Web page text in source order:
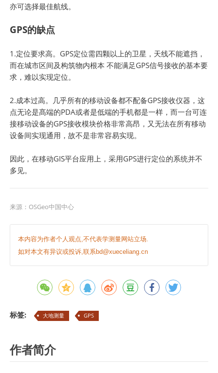
亦可选择最佳航线。
GPS的缺点
1.定位要求高。GPS定位需四颗以上的卫星，天线不能遮挡，
而在城市区间及构筑物内根本 不能满足GPS信号接收的基本要
求，难以实现定位。
2.成本过高。几乎所有的移动设备都不配备GPS接收仪器，这
点无论是髙端的PDA或者是低端的手机都是一样，而一台可连
接移动设备的GPS接收模块价格非常高昂，又无法在所有移动
设备间实现通用，故不是非常容易实现。
因此，在移动GIS平台应用上，采用GPS进行定位的系统并不
多见。
来源： OSGeo中国中心
本内容为作者个人观点,不代表学测量网站立场.
如对本文有异议或投诉,联系bd@xueceliang.cn
标签: 大地测量 GPS
作者简介